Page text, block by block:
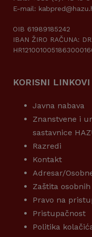
E-mail:
OIB 61989185242
IBAN ŽIRO RAČUNA:
KORISNI LINKOVI
Javna nabava
Znanstvene i
sastavnice
Razredi
Kontakt
Adresar/
Zaštita
Pravo na
Pristupačnost
Politika